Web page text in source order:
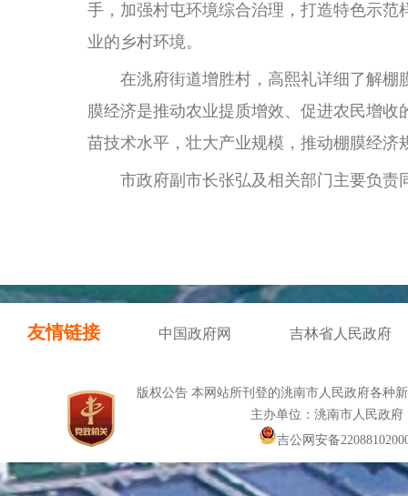
手，加强村屯环境综合治理，打造特色示
业的乡村环境。
在洮府街道增胜村，高熙礼详细了解棚
膜经济是推动农业提质增效、促进农民增
苗技术水平，壮大产业规模，推动棚膜经济
市政府副市长张弘及相关部门主要负责
友情链接 中国政府网 吉林省人民政府
版权公告 本网站所刊登的洮南市人民政府各种
主办单位：洮南市人民政
吉公网安备